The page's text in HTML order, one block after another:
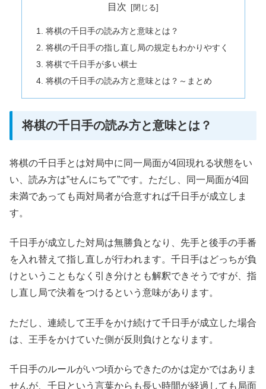
目次
将棋の千日手の読み方と意味とは？
将棋の千日手の指し直し局の規定もわかりやすく
将棋で千日手が多い棋士
将棋の千日手の読み方と意味とは？～まとめ
将棋の千日手の読み方と意味とは？
将棋の千日手とは対局中に同一局面が4回現れる状態をい
い、読み方は”せんにちて”です。ただし、同一局面が4回
未満であっても両対局者が合意すれば千日手が成立しま
す。
千日手が成立した対局は無勝負となり、先手と後手の手番
を入れ替えて指し直しが行われます。千日手はどっちが負
けということもなく引き分けとも解釈できそうですが、指
し直し局で決着をつけるという意味があります。
ただし、連続して王手をかけ続けて千日手が成立した場合
は、王手をかけていた側が反則負けとなります。
千日手のルールがいつ頃からできたのかは定かではありま
せんが、千日という言葉からも長い時間が経過しても局面